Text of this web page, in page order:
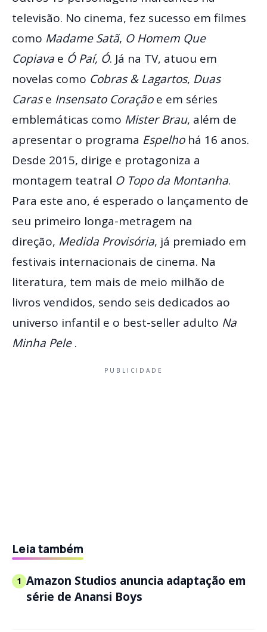
televisão. No cinema, fez sucesso em filmes
como Madame Satã, O Homem Que
Copiava e Ó Paí, Ó. Já na TV, atuou em
novelas como Cobras & Lagartos, Duas
Carase Insensato Coraçãoe em séries
emblemáticas como Mister Brau, além de
apresentar o programa Espelhohá 16 anos.
Desde 2015, dirige e protagoniza a
montagem teatral O Topo da Montanha.
Para este ano, é esperado o lançamento de
seu primeiro longa-metragem na
direção, Medida Provisória, já premiado em
festivais internacionais de cinema. Na
literatura, tem mais de meio milhão de
livros vendidos, sendo seis dedicados ao
universo infantil e o best-seller adulto Na
Minha Pele.
PUBLICIDADE
Leia também
1 Amazon Studios anuncia adaptação em
série de Anansi Boys